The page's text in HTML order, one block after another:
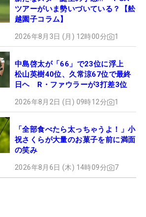
ツアーがいま勢いづいている？【舩
越園子コラム】
2026年8月3日 (月) 12時00分 1
中島啓太が「66」で23位に浮上
松山英樹40位、久常涼67位で最終
日ヘ R・ファウラーが3打差3位
2026年8月2日 (日) 09時12分 1
「全部食べたら太っちゃうよ！」小
祝さくらが大量のお菓子を前に満面
の笑み
2026年8月6日 (木) 14時09分 7